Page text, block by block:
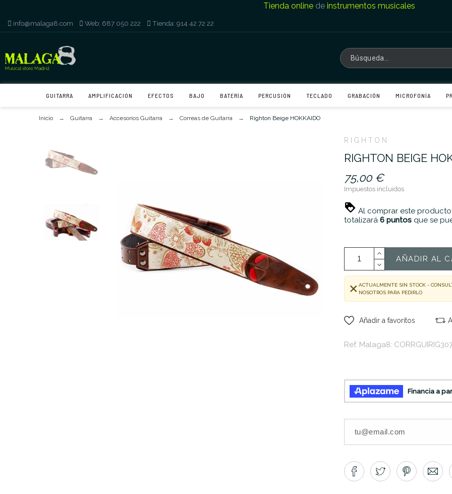
Tienda onlinede instrumentos musicales
info@malaga8.com Web: 687 050 222 Tienda: 914 42 72 22
GUITARRA AMPLIFICACIÓN EFECTOS BAJO BATERÍA PERCUSIÓN TECLADO GRABACIÓN MICROFONÍA
Inicio Guitarra Accesorios Guitarra Correas de Guitarra Righton Beige HOKKAIDO
RIGHTON
RIGHTON BEIGE
75,00 €
Impuestos incluidos
Al comprar este
totalizará 6 puntos que se
AÑADIR AL
ACTUALMENTE SIN STOCK -
NOSOTROS PARA PEDIRLO
Añadir a favoritos
Ref. Malaga8: